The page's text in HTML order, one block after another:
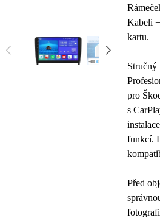
Kabeli
kartu.
Stručný
pro
s
funkcí.
Před